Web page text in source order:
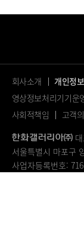
회사소개 개인정
영상정보처리기기운
사회적책임
고객
서울특별시 마포구
사업자등록번호: